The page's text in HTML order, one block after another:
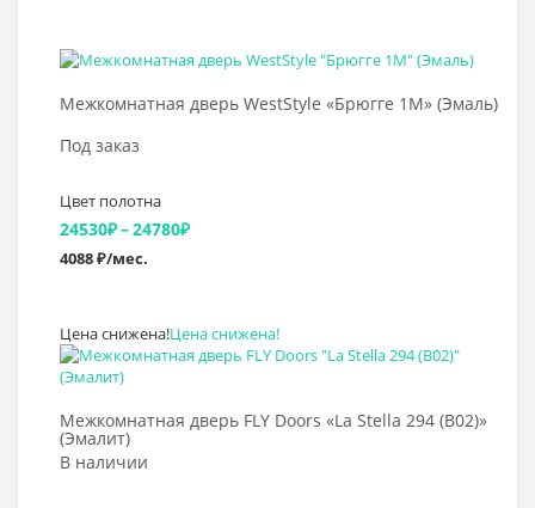
–
15430₽
Межкомнатная дверь WestStyle «Брюгге 1М» (Эмаль)
Под заказ
Цвет полотна
24530₽–24780₽Диапазон
–
24780₽
4088 ₽/мес.
Выбрать >
Цена снижена!Цена снижена!
Межкомнатная дверь FLY Doors «La Stella 294 (B02)»
(Эмалит)
В наличии
Выбрать >